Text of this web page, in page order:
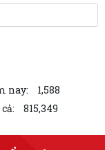
tận nhà văn hóa thôn
số 150/KH-UBND
nay:
1,588
815,349